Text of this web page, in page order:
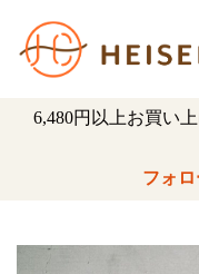
6,480円以上お買い
フォロ